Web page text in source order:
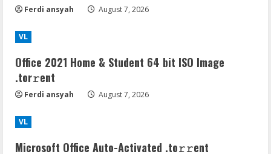
Ferdi ansyah August 7, 2026
VL
Office 2021 Home & Student 64 bit ISO Image
.tоr𝚛еnt
Ferdi ansyah August 7, 2026
VL
Microsoft Office Auto-Activated .tо𝚛𝚛еnt